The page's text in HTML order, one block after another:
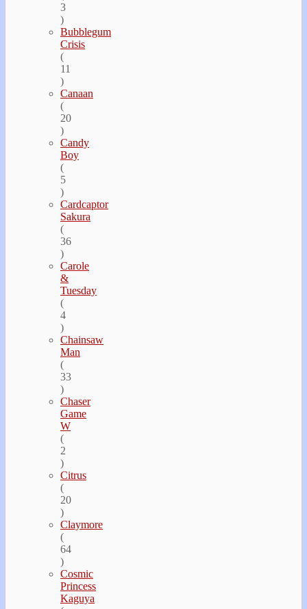
3
)
Bubblegum
Crisis
(
11
)
Canaan
(
20
)
Candy
Boy
(
5
)
Cardcaptor
Sakura
(
36
)
Carole
&
Tuesday
(
4
)
Chainsaw
Man
(
33
)
Chaser
Game
W
(
2
)
Citrus
(
20
)
Claymore
(
64
)
Cosmic
Princess
Kaguya